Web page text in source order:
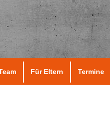
Für Eltern Termine